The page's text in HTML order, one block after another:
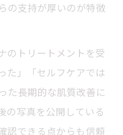
の支持が厚いのが特徴
のトリートメントを受
た」「セルフケアでは
た長期的な肌質改善に
の写真を公開している
認できる点からも信頼